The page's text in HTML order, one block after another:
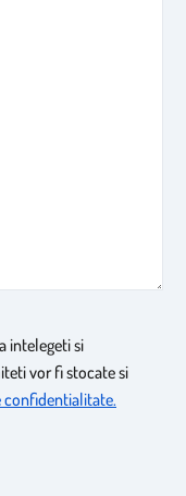
intelegeti si
vor fi stocate si
confidentialitate.